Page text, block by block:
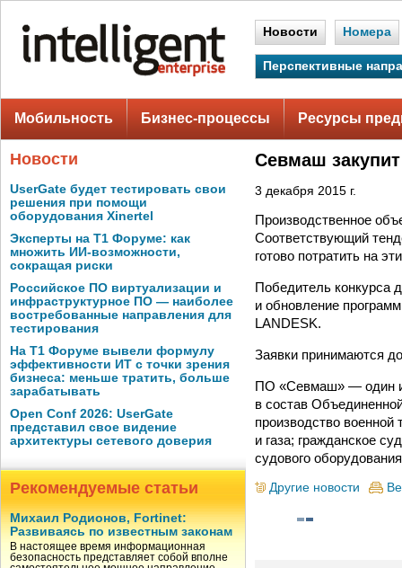
Новости Номера
Перспективные
Мобильность Бизнес-процессы Ресурсы
Новости
UserGate будет тестировать свои
решения при помощи
оборудования Xinertel
Эксперты на Т1 Форуме: как
множить ИИ-возможности,
сокращая риски
Российское ПО виртуализации и
инфраструктурное ПО — наиболее
востребованные направления для
тестирования
На Т1 Форуме вывели формулу
эффективности ИТ с точки зрения
бизнеса: меньше тратить, больше
зарабатывать
Open Conf 2026: UserGate
представил свое видение
архитектуры сетевого доверия
Рекомендуемые статьи
Михаил Родионов, Fortinet:
Развиваясь по известным законам
В настоящее время информационная
безопасность представляет собой вполне
Севмаш
3 декабря 2015 г.
Производственное
Соответствующий
готово потратить на
Победитель конкурса
и обновление
LANDESK.
Заявки принимаются
ПО «Севмаш» — один
в состав
производство
и газа; гражданское
судового
Другие новости